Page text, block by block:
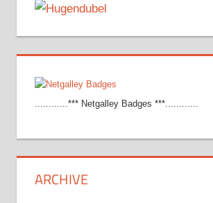
............*** Netgalley Badges ***............
ARCHIVE